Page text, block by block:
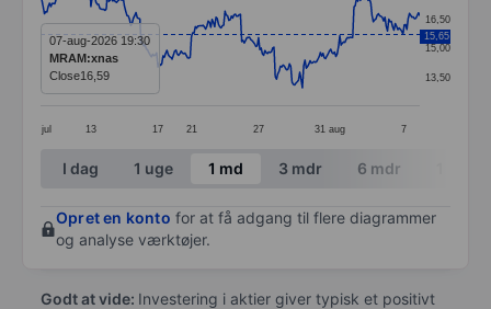
Line chart with 295 data points.
The chart has 1 X axis displaying categories.
The chart has 1 Y axis displaying values. Data
jul 13 17 21 27 31 aug 7
13,50
15,00
16,50
15,65
07-aug-2026 19:30
MRAM:xnas
Close16,59
End of interactive chart.
I dag 1 uge 1 md 3 mdr 6 mdr
Opret en konto for at få adgang til flere diagrammer
og analyse værktøjer.
Godt at vide: Investering i aktier giver typisk et positivt